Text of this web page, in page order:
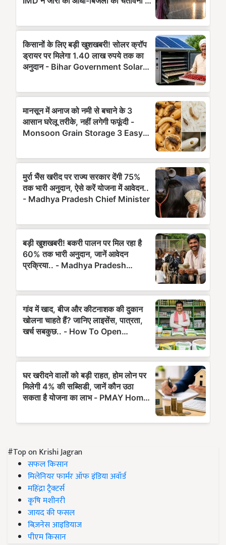
#Top on Krishi Jagran
सफल किसान
मिलेनियर फार्मर ऑफ इंडिया अवॉर्ड
महिंद्रा ट्रैक्टर्स
कृषि मशीनरी
जायद की फसल
बिज़नेस आइडियाज
पीएम किसान